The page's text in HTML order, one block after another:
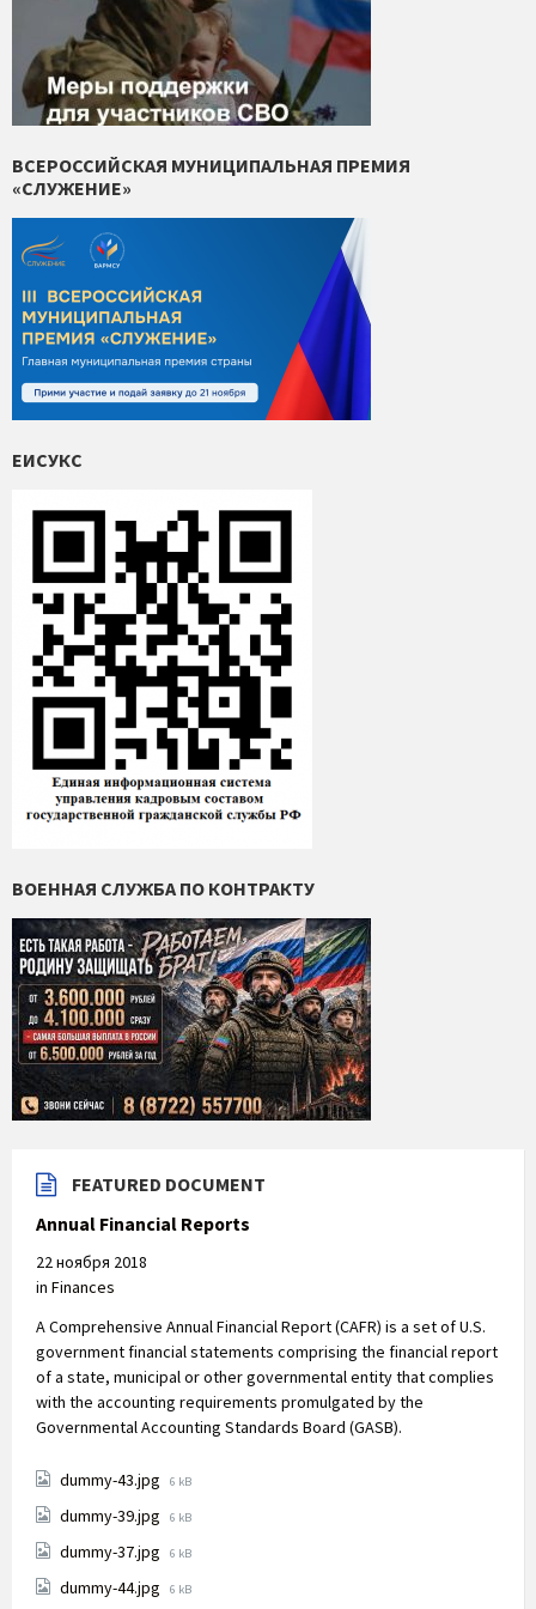
ВСЕРОССИЙСКАЯ МУНИЦИПАЛЬНАЯ ПРЕМИЯ
«СЛУЖЕНИЕ»
ЕИСУКС
ВОЕННАЯ СЛУЖБА ПО КОНТРАКТУ
FEATURED DOCUMENT
Annual Financial Reports
22 ноября 2018
in Finances
A Comprehensive Annual Financial Report (CAFR) is a set of U.S.
government financial statements comprising the financial report
of a state, municipal or other governmental entity that complies
with the accounting requirements promulgated by the
Governmental Accounting Standards Board (GASB).
dummy-43.jpg File
6 kB
dummy-39.jpg File
6 kB
dummy-37.jpg File
6 kB
dummy-44.jpg File
6 kB